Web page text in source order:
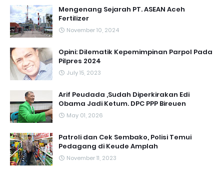
Mengenang Sejarah PT. ASEAN Aceh
Fertilizer
November 10, 2024
Opini: Dilematik Kepemimpinan Parpol Pada
Pilpres 2024
July 15, 2023
Arif Peudada ,Sudah Diperkirakan Edi
Obama Jadi Ketum. DPC PPP Bireuen
May 01, 2026
Patroli dan Cek Sembako, Polisi Temui
Pedagang di Keude Amplah
November 11, 2023